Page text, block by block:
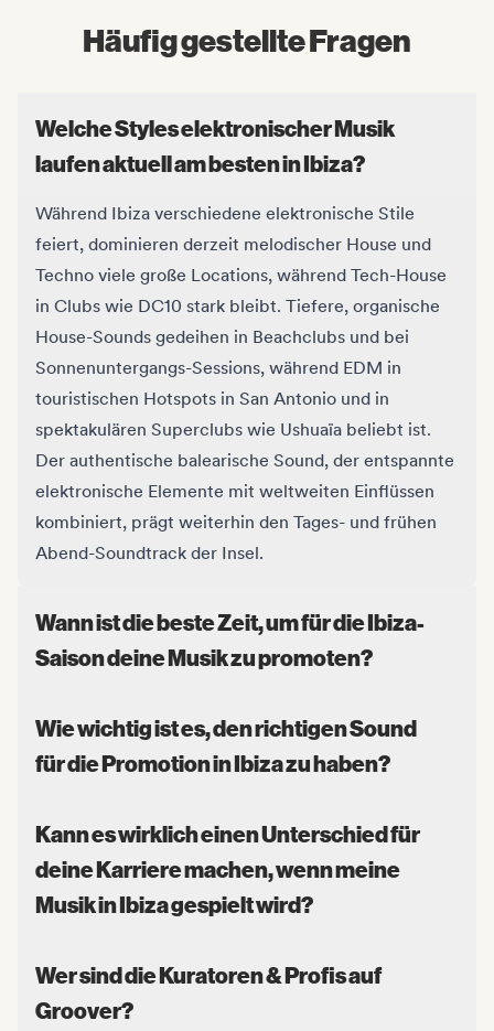
Häufig gestellte Fragen
Welche Styles elektronischer Musik
laufen aktuell am besten in Ibiza?
Während Ibiza verschiedene elektronische Stile
feiert, dominieren derzeit melodischer House und
Techno viele große Locations, während Tech-House
in Clubs wie DC10 stark bleibt. Tiefere, organische
House-Sounds gedeihen in Beachclubs und bei
Sonnenuntergangs-Sessions, während EDM in
touristischen Hotspots in San Antonio und in
spektakulären Superclubs wie Ushuaïa beliebt ist.
Der authentische balearische Sound, der entspannte
elektronische Elemente mit weltweiten Einflüssen
kombiniert, prägt weiterhin den Tages- und frühen
Abend-Soundtrack der Insel.
Wann ist die beste Zeit, um für die Ibiza-
Saison deine Musik zu promoten?
Wie wichtig ist es, den richtigen Sound
für die Promotion in Ibiza zu haben?
Kann es wirklich einen Unterschied für
deine Karriere machen, wenn meine
Musik in Ibiza gespielt wird?
Wer sind die Kuratoren & Profis auf
Groover?